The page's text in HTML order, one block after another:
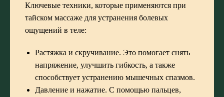
Ключевые техники, которые применяются при
тайском массаже для устранения болевых
ощущений в теле:
Растяжка и скручивание. Это помогает снять
напряжение, улучшить гибкость, а также
способствует устранению мышечных спазмов.
Давление и нажатие. С помощью пальцев,